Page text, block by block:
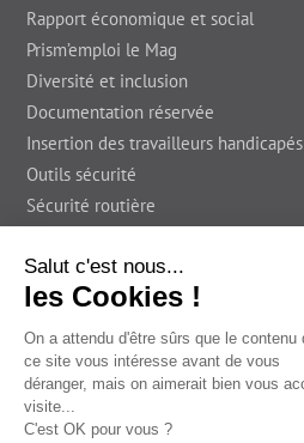
Rapport économique et social
Prism’emploi le Mag
Diversité et inclusion
Documentation réservée
Insertion des travailleurs handicapés
Outils sécurité
Sécurité routière
En région
Foire Aux Questions
Prism'emploi le Blog